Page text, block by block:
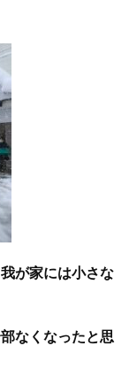
が家には小さな
なくなったと思